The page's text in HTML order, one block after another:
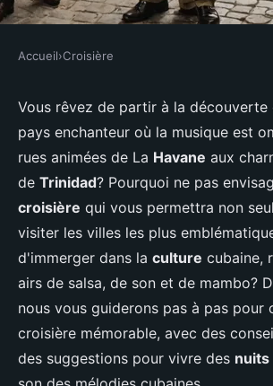
Comment organiser
croisière pour
traditions musicales
Soan•4 juillet 2024•5 min de lecture
Accueil›Croisière
Vous rêvez de partir à la découverte
pays enchanteur où la musique est
rues animées de La Havane aux
de Trinidad? Pourquoi ne pas
croisière qui vous permettra non
visiter les villes les plus
d'immerger dans la culture cubaine,
airs de salsa, de son et de mambo?
nous vous guiderons pas à pas pour
croisière mémorable, avec des
des suggestions pour vivre des nuits